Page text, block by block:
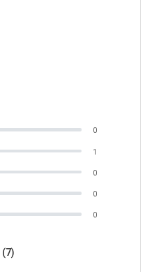
0
1
0
0
0
(7)